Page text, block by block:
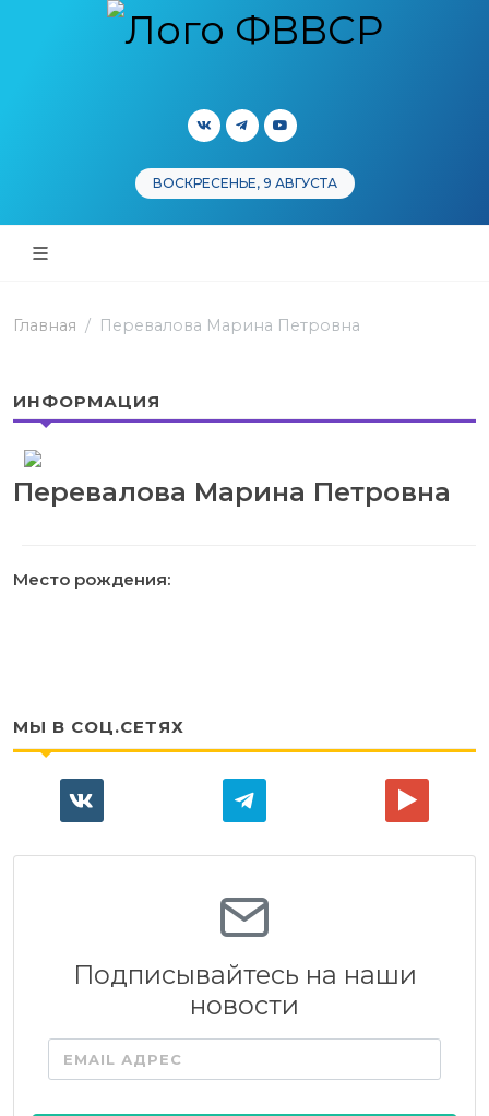
ВОСКРЕСЕНЬЕ, 9 АВГУСТА
Главная Перевалова Марина Петровна
ИНФОРМАЦИЯ
Перевалова Марина Петровна
Место рождения:
МЫ В СОЦ.СЕТЯХ
Подписывайтесь на наши
новости
EMAIL АДРЕС